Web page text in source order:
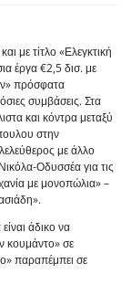
με τίτλο «Ελεγκτική
έργα €2,5 δισ. με
πρόσφατα
συμβάσεις. Στα
και κόντρα μεταξύ
στην
με άλλο
Οδυσσέα για τις
με μονοπώλια» –
άδικο να
κουμάντο» σε
παραπέμπει σε